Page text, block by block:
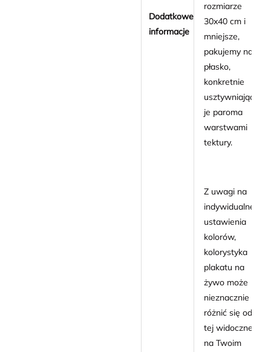
Dodatkowe
informacje
rozmiarze
30x40 cm i
mniejsze,
pakujemy na
płasko,
konkretnie
usztywniając
je paroma
warstwami
tektury.
Z uwagi na
indywidualne
ustawienia
kolorów,
kolorystyka
plakatu na
żywo może
nieznacznie
różnić się od
tej widocznej
na Twoim